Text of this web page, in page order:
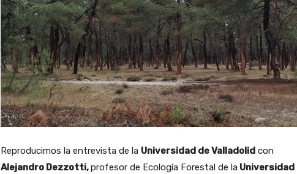
Reproducimos la entrevista de la Universidad de Valladolidcon
Alejandro Dezzotti,profesor de Ecología Forestal de laUniversidad